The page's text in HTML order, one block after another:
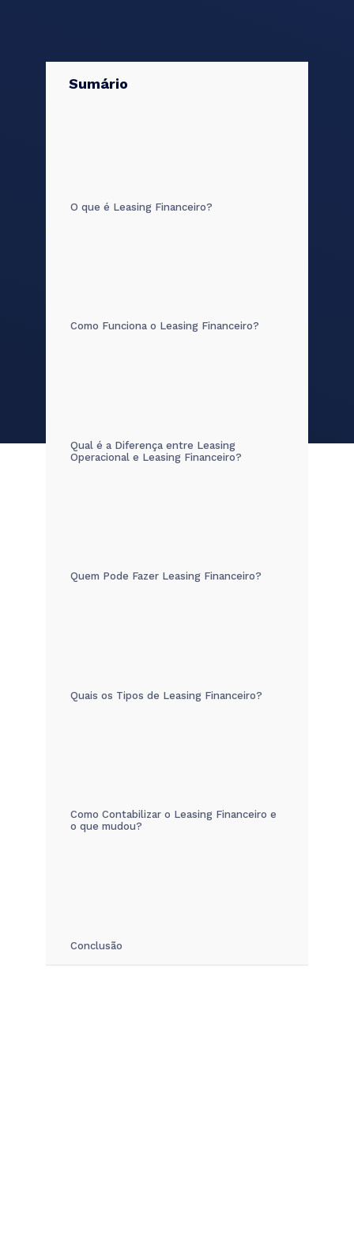
Sumário
O que é Leasing Financeiro?
Como Funciona o Leasing Financeiro?
Qual é a Diferença entre Leasing
Operacional e Leasing Financeiro?
Quem Pode Fazer Leasing Financeiro?
Quais os Tipos de Leasing Financeiro?
Como Contabilizar o Leasing Financeiro e
o que mudou?
Conclusão